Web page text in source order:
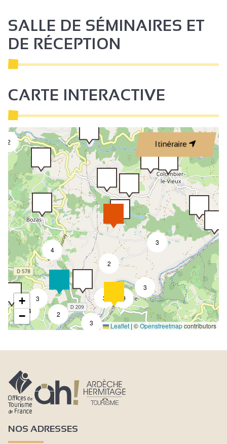
SALLE DE SÉMINAIRES ET
DE RÉCEPTION
CARTE INTERACTIVE
Itinéraire
2
3
4
2
4
3
3
2
3
9
3
+
−
Leaflet | ©Openstreetmapcontributors
NOS ADRESSES